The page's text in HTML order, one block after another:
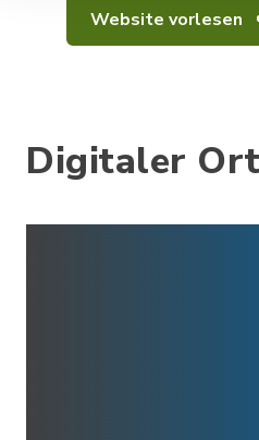
Website vorlesen
Digitaler